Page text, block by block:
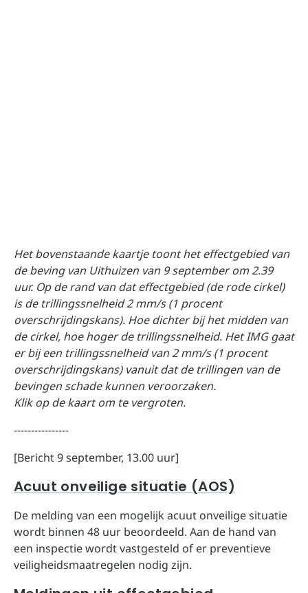
Het bovenstaande kaartje toont het effectgebied van
de beving van Uithuizen van 9 september om 2.39
uur. Op de rand van dat effectgebied (de rode cirkel)
is de trillingssnelheid 2 mm/s (1 procent
overschrijdingskans). Hoe dichter bij het midden van
de cirkel, hoe hoger de trillingssnelheid. Het IMG gaat
er bij een trillingssnelheid van 2 mm/s (1 procent
overschrijdingskans) vanuit dat de trillingen van de
bevingen schade kunnen veroorzaken.
Klik op de kaart om te vergroten.
----------------
[Bericht 9 september, 13.00 uur]
Acuut onveilige situatie (AOS)
De melding van een mogelijk acuut onveilige situatie
wordt binnen 48 uur beoordeeld. Aan de hand van
een inspectie wordt vastgesteld of er preventieve
veiligheidsmaatregelen nodig zijn.